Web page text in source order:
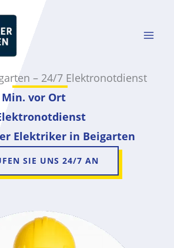
– 24/7 Elektronotdienst
Min. vor Ort
Elektriker in Beigarten
SIE UNS 24/7 AN